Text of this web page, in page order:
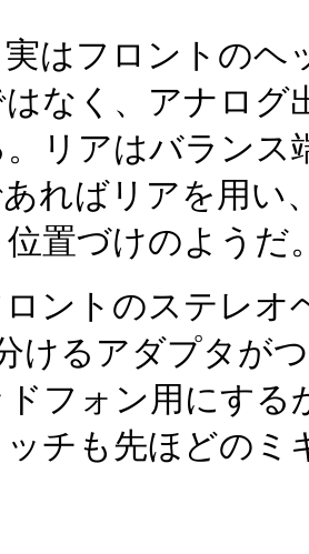
はフロントのヘ
なく、アナログ
リアはバランス
ればリアを用い
位置づけのようだ
ントのステレオ
けるアダプタが
フォン用にする
チも先ほどのミ